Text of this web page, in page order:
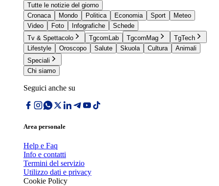
Tutte le notizie del giorno
Cronaca
Mondo Politica Economia Sport
Meteo
Video
Foto Infografiche
Schede
Tv & Spettacolo
TgcomLab TgcomMag
TgTech
Lifestyle
Oroscopo Salute Skuola Cultura
Animali
Speciali
Chi siamo
Seguici anche su
Area personale
Help e Faq
Info e contatti
Termini del servizio
Utilizzo dati e privacy
Cookie Policy